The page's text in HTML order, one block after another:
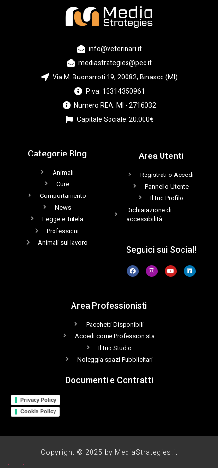
info@veterinari.it
mediastrategies@pec.it
Via M. Buonarroti 19, 20082, Binasco (MI)
P.iva: 13314350961
Numero REA: MI - 2716032
Capitale Sociale: 20.000€
Categorie Blog
Animali
Cure
Comportamento
News
Legge e Tutela
Professioni
Animali sul lavoro
Area Utenti
Registrati o Accedi
Pannello Utente
Il tuo Profilo
Dichiarazione di
accessibilità
Seguici sui Social!
Area Professionisti
Pacchetti Disponibili
Accedi come Professionista
Il tuo Studio
Noleggia spazi Pubblicitari
Documenti e Contratti
Privacy Policy
Cookie Policy
Copyright © 2025 by MediaStrategies.it